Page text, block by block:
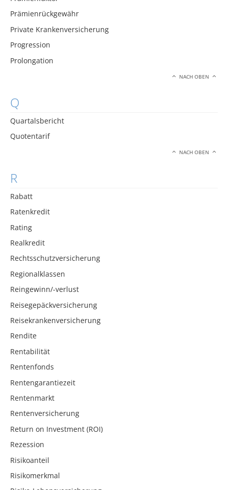
Prämienrückgewähr
Private Krankenversicherung
Progression
Prolongation
NACH OBEN
Q
Quartalsbericht
Quotentarif
NACH OBEN
R
Rabatt
Ratenkredit
Rating
Realkredit
Rechtsschutzversicherung
Regionalklassen
Reingewinn/-verlust
Reisegepäckversicherung
Reisekrankenversicherung
Rendite
Rentabilität
Rentenfonds
Rentengarantiezeit
Rentenmarkt
Rentenversicherung
Return on Investment (ROI)
Rezession
Risikoanteil
Risikomerkmal